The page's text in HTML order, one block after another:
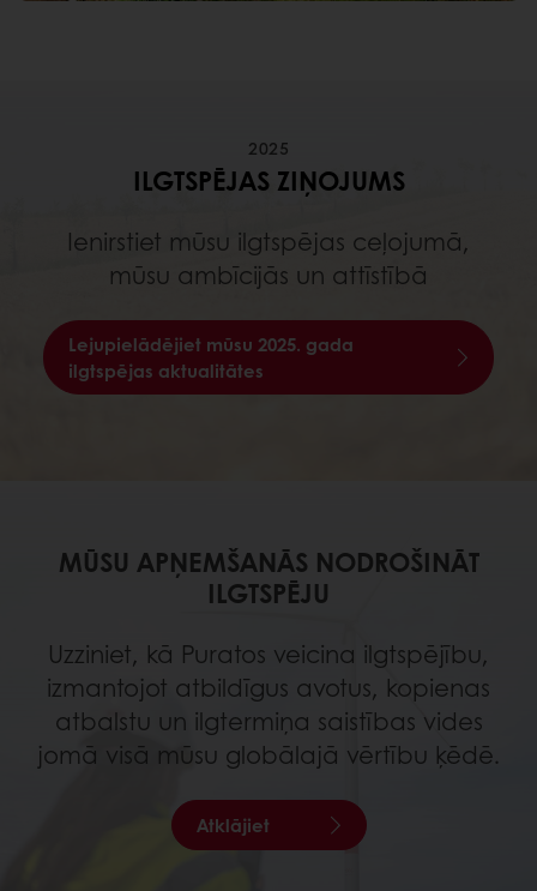
2025
ILGTSPĒJAS ZIŅOJUMS
Ienirstiet mūsu ilgtspējas ceļojumā,
mūsu ambīcijās un attīstībā
Lejupielādējiet mūsu 2025. gada
ilgtspējas aktualitātes
MŪSU APŅEMŠANĀS NODROŠINĀT
ILGTSPĒJU
Uzziniet, kā Puratos veicina ilgtspējību,
izmantojot atbildīgus avotus, kopienas
atbalstu un ilgtermiņa saistības vides
jomā visā mūsu globālajā vērtību ķēdē.
Atklājiet